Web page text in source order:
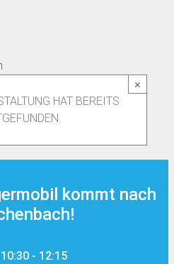
×
HAT BEREITS
kommt nach
- 12:15